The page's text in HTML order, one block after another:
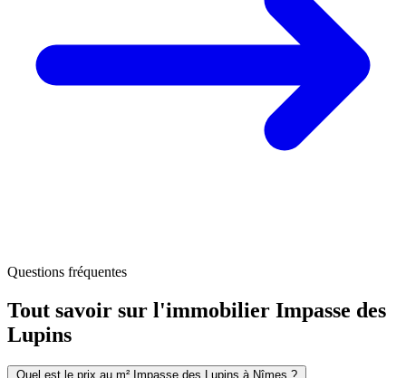
Questions fréquentes
Tout savoir sur l'immobilier Impasse des
Lupins
Quel est le prix au m² Impasse des Lupins à Nîmes ?